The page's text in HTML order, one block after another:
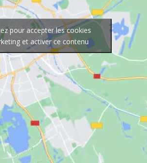
pour accepter les cookies
et activer ce contenu